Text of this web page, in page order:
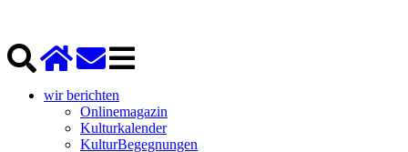
wir berichten
Onlinemagazin
Kulturkalender
KulturBegegnungen